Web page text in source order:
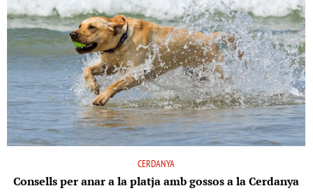
CERDANYA
Consells per anar a la platja amb gossos a la Cerdanya